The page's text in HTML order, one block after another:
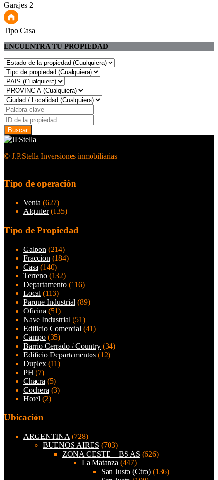
Garajes 2
Tipo Casa
ENCUENTRA TU PROPIEDAD
© J.P.Stella Inversiones inmobiliarias
Tipo de operación
Venta (627)
Alquiler(135)
Tipo de Propiedad
Galpon (214)
Fraccion (184)
Casa (140)
Terreno (132)
Departamento (116)
Local (113)
Parque Industrial (89)
Oficina (51)
Nave Industrial (51)
Edificio Comercial (41)
Campo (35)
Barrio Cerrado / Country (34)
Edificio Departamentos (12)
Duplex (11)
PH (7)
Chacra (5)
Cochera (3)
Hotel (2)
Ubicación
ARGENTINA (728)
BUENOS AIRES (703)
ZONA OESTE – BS AS (626)
La Matanza (447)
San Justo (Ctro) (136)